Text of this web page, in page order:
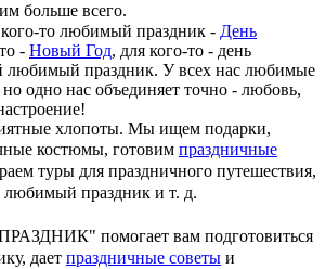
больше всего.
то любимый праздник - День
- Новый Год, для кого-то - день
любимый праздник. У всех нас любимые
одно нас объединяет точно - любовь,
хлопоты. Мы ищем подарки,
костюмы, готовим праздничные
туры для праздничного путешествия,
любимый праздник и т. д.
помогает вам подготовиться
дает праздничные советы и